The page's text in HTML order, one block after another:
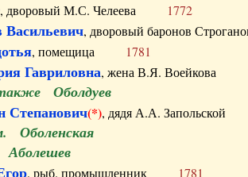
, дворовый М.С. Челеева 1772
, дворовый баронов
, помещица 1781
Гавриловна, жена В.Я. Воейкова
Оболдуев
Степанович(*), дядя А.А. Запольской
Оболенская
, рыб. промышленник 1781